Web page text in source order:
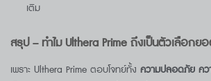
เติม
สรุป – ทำไม Ulthera Prime ถึงเป็นตัวเลือกย
เพราะ Ulthera Prime ตอบโจทย์ทั้ง ความปลอดภัย คว